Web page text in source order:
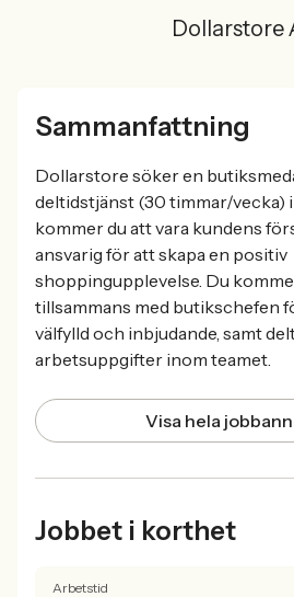
Dollarstore
Sammanfattning
Dollarstore söker en
deltidstjänst (30 timmar/vecka)
kommer du att vara kundens
ansvarig för att skapa en positiv
shoppingupplevelse. Du
tillsammans med butikschefen
välfylld och inbjudande, samt
arbetsuppgifter inom teamet.
Visa hela
Jobbet i korthet
Arbetstid